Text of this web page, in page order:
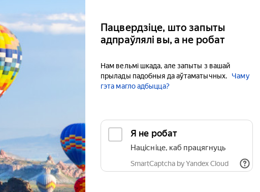
Пацвердзіце, што запыты
адпраўлялі вы, а не робат
Нам вельмі шкада, але запыты з вашай
прылады падобныя да аўтаматычных.
Чаму
гэта магло адбыцца?
Я не робат
Націсніце, каб працягнуць
SmartCaptcha by Yandex Cloud